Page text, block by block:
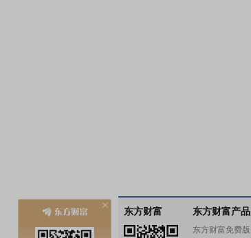
东方财富 东方财富产品
东方财富免费版